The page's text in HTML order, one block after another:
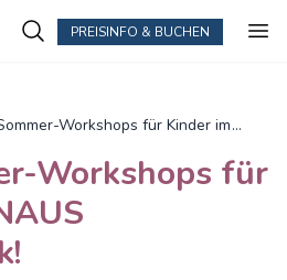
PREISINFO & BUCHEN
Workshops für Kinder im
Workshops für